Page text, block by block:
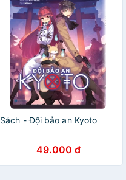
Sách - Đội bảo an Kyoto
49.000 đ